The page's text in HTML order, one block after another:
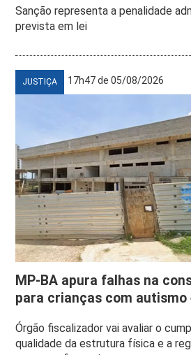
Sanção representa a penalidade
prevista em lei
JUSTIÇA 17h47 de 05/08/2026
MP-BA apura falhas na
para crianças com autismo
Órgão fiscalizador vai avaliar o
qualidade da estrutura física e a